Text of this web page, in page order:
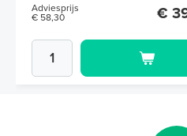
Adviesprijs
€ 58,30
€